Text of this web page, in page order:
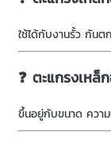
ใช้ได้กับงานรั้ว กัน
❓ ตะแกรงเหล็
ขึ้นอยู่กับขนาด ความ